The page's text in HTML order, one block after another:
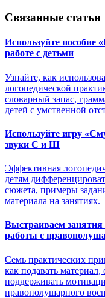
Связанные статьи
Используйте пособие
работе с детьми
Узнайте, как
логопедической
словарный запас,
детей с умственной
Используйте игру
звуки С и Ш
Эффективная
детям
сюжета, примеры
материала на занятиях.
Выстраиваем
работы с
Семь практических
как подавать материал,
поддерживать
правополушарного